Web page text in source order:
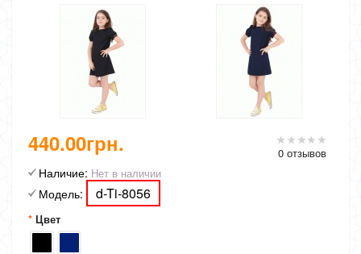
0 отзывов
440.00грн.
Наличие: Нет в наличии
Модель: d-Ti-8056
Цвет